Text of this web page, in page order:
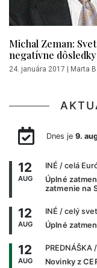
Michal Zeman:
negatívne
24. januára 2017 | Marta
Dnes je 9.
12
AUG
INÉ / celá
Úplné
zatmenie na
12
AUG
INÉ / celý svet
Úplné
12
AUG
PREDNÁŠKA
Novinky z